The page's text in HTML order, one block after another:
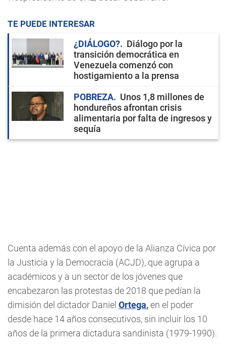
TE PUEDE INTERESAR
¿DIÁLOGO?
Diálogo por la
transición democrática en
Venezuela comenzó con
hostigamiento a la prensa
POBREZA
Unos 1,8 millones de
hondureños afrontan crisis
alimentaria por falta de ingresos y
sequía
Cuenta además con el apoyo de la Alianza Cívica por
la Justicia y la Democracia (ACJD), que agrupa a
académicos y a un sector de los jóvenes que
encabezaron las protestas de 2018 que pedían la
dimisión del dictador Daniel Ortega,en el poder
desde hace 14 años consecutivos, sin incluir los 10
años de la primera dictadura sandinista (1979-1990).